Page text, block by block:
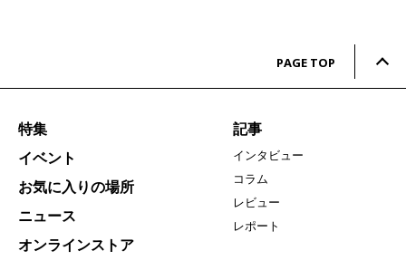
PAGE TOP
特集
イベント
お気に入りの場所
ニュース
オンラインストア
記事
インタビュー
コラム
レビュー
レポート